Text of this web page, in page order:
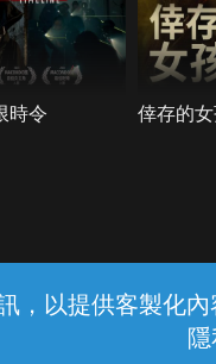
，以提供客製化
時令 倖存的